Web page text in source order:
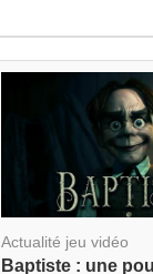
Actualité jeu vidéo